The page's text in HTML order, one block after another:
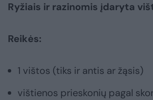
Ryžiais ir razinomis įdaryta
Reikės:
1 vištos (tiks ir antis ar žąsis)
vištienos prieskonių pagal